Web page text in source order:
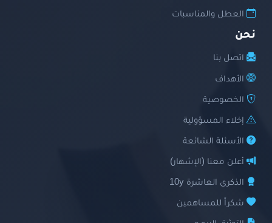
العطل والمناسبات
نحن
اتصل بنا
الأهداف
الخصوصية
إخلاء المسؤولية
الأسئلة الشائعة
أعلن معنا (الإشهار)
الذكرى العاشرة 10y
شكراً للمساهمين